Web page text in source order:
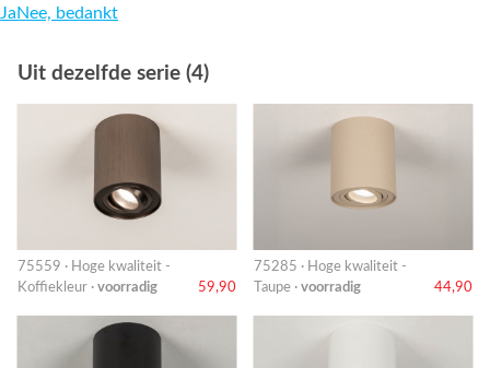
JaNee, bedankt
Uit dezelfde serie (4)
75559 · Hoge kwaliteit -
Koffiekleur · voorradig 59,90
75285 · Hoge kwaliteit -
Taupe · voorradig 44,90